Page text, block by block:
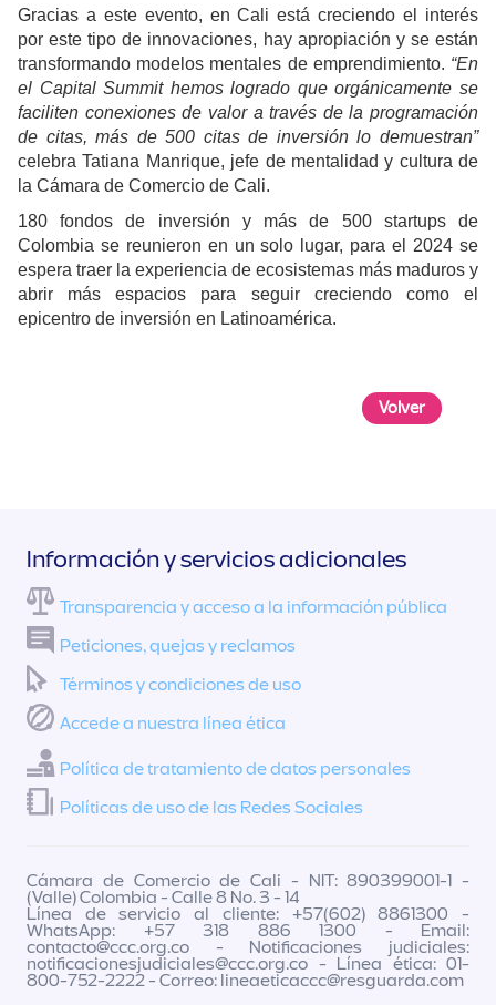
Gracias a este evento, en Cali está creciendo el interés
por este tipo de innovaciones, hay apropiación y se están
transformando modelos mentales de emprendimiento. “En
el Capital Summit hemos logrado que orgánicamente se
faciliten conexiones de valor a través de la programación
de citas, más de 500 citas de inversión lo demuestran”
celebra Tatiana Manrique, jefe de mentalidad y cultura de
la Cámara de Comercio de Cali.
180 fondos de inversión y más de 500 startups de
Colombia se reunieron en un solo lugar, para el 2024 se
espera traer la experiencia de ecosistemas más maduros y
abrir más espacios para seguir creciendo como el
epicentro de inversión en Latinoamérica.
Volver
Información y servicios adicionales
Transparencia y acceso a la información pública
Peticiones, quejas y reclamos
Términos y condiciones de uso
Accede a nuestra línea ética
Política de tratamiento de datos personales
Políticas de uso de las Redes Sociales
Cámara de Comercio de Cali - NIT: 890399001-1 -
(Valle) Colombia - Calle 8 No. 3 - 14
Línea de servicio al cliente: +57(602) 8861300 -
WhatsApp: +57 318 886 1300 - Email:
contacto@ccc.org.co - Notificaciones judiciales:
notificacionesjudiciales@ccc.org.co - Línea ética: 01-
800-752-2222 - Correo: lineaeticaccc@resguarda.com